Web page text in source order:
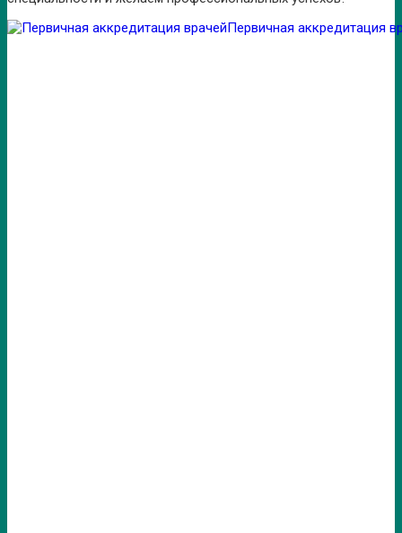
Первичная аккредитация